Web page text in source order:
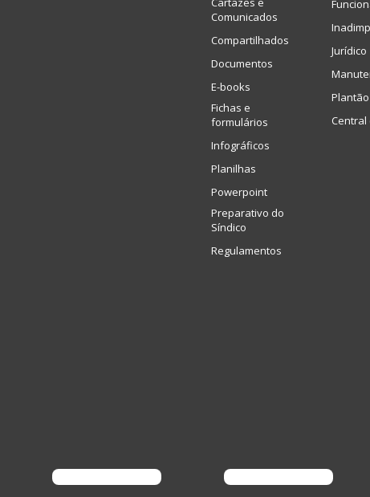
Comunicados
Compartilhados
Documentos
E-books
Fichas e
formulários
Infográficos
Planilhas
Powerpoint
Preparativo do
Síndico
Regulamentos
Jurídico